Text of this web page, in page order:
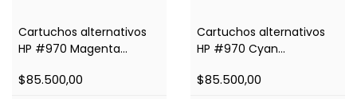
Cartuchos alternativos
HP #970 Magenta
X476dw, X451, X576, X551
$85.500,00
Cartuchos alternativos
HP #970 Cyan
X476dw, X451, X576, X551
$85.500,00